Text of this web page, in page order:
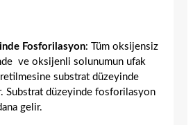
Fosforilasyon: Tüm oksijensiz
ve oksijenli solunumun ufak
substrat düzeyinde
Substrat düzeyinde fosforilasyon
gelir.